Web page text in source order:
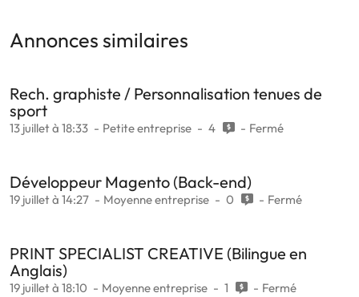
Annonces similaires
Rech. graphiste / Personnalisation tenues de
sport
13 juillet à 18:33 Petite entreprise 4 Fermé
Développeur Magento (Back-end)
19 juillet à 14:27 Moyenne entreprise 0 Fermé
PRINT SPECIALIST CREATIVE (Bilingue en
Anglais)
19 juillet à 18:10 Moyenne entreprise 1 Fermé